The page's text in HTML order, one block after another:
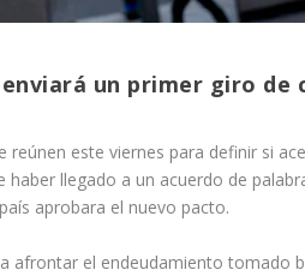
un primer giro de
este viernes para definir si
llegado a un acuerdo de
aprobara el nuevo pacto.
afrontar el endeudamiento tomado